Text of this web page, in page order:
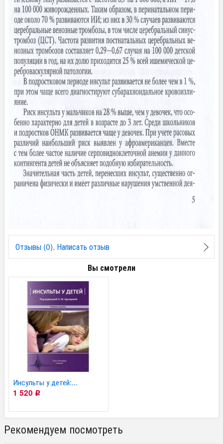
Отзывы (0). Написать отзыв
Вы смотрели
Инсульты у детей:...
1 520 Р
Рекомендуем посмотреть